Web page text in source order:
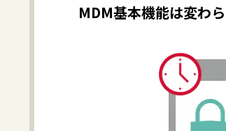
MDM基本機能は変わ